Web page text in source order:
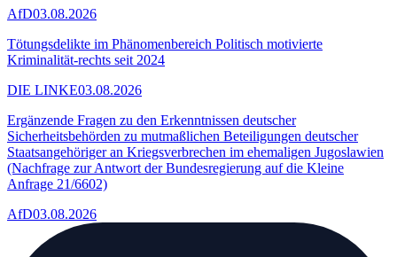
AfD03.08.2026
Tötungsdelikte im Phänomenbereich Politisch motivierte
Kriminalität-rechts seit 2024
DIE LINKE03.08.2026
Ergänzende Fragen zu den Erkenntnissen deutscher
Sicherheitsbehörden zu mutmaßlichen Beteiligungen deutscher
Staatsangehöriger an Kriegsverbrechen im ehemaligen Jugoslawien
(Nachfrage zur Antwort der Bundesregierung auf die Kleine
Anfrage 21/6602)
AfD03.08.2026